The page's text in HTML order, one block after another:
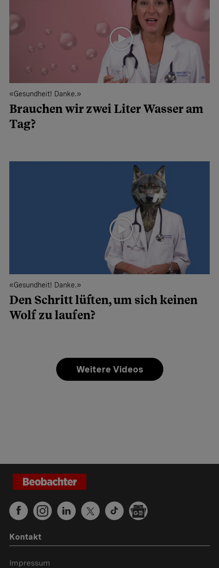
«Gesundheit! Danke.»
Brauchen wir zwei Liter Wasser am
Tag?
«Gesundheit! Danke.»
Den Schritt lüften, um sich keinen
Wolf zu laufen?
Weitere Videos
Kontakt
Impressum